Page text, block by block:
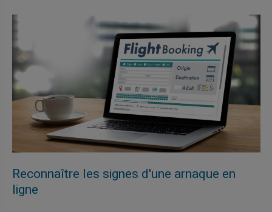
Reconnaître les signes d'une arnaque en
ligne